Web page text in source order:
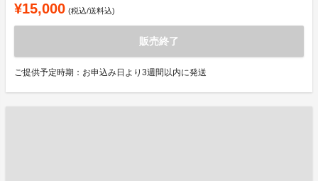
¥15,000 (税込/送料込)
販売終了
ご提供予定時期：お申込み日より3週間以内に発送